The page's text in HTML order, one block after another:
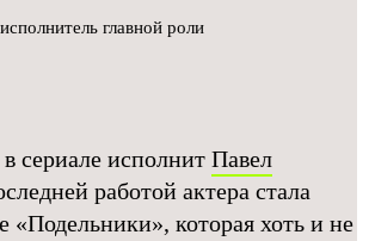
главной роли
сериале исполнит Павел
работой актера стала
«Подельники», которая хоть и не